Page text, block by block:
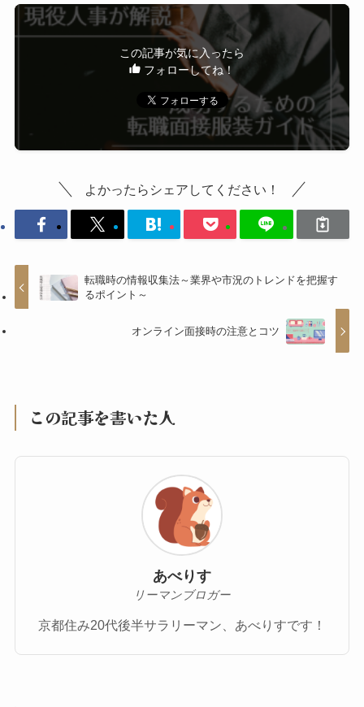
この記事が気に入ったら
フォローしてね！
よかったらシェアしてください！
転職時の情報収集法～業界や市況のトレンドを把握す
るポイント～
オンライン面接時の注意とコツ
この記事を書いた人
あべりす
リーマンブロガー
京都住み20代後半サラリーマン、あべりすです！